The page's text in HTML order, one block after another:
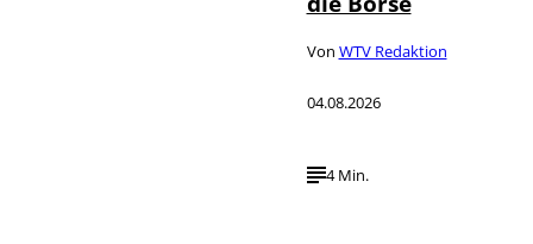
Von WTV Redaktion
04.08.2026
4 Min.